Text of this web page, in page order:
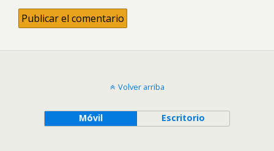
Volver arriba
Móvil Escritorio